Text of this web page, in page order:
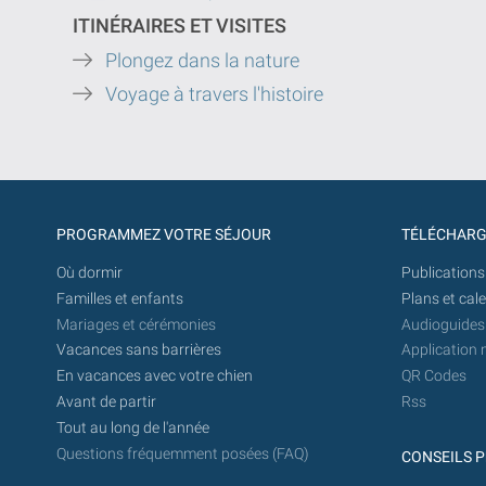
ITINÉRAIRES ET VISITES
Plongez dans la nature
Voyage à travers l'histoire
PROGRAMMEZ VOTRE SÉJOUR
Où dormir
Familles et enfants
Mariages et cérémonies
Vacances sans barrières
En vacances avec votre chien
Avant de partir
Tout au long de l'année
Questions fréquemment posées (FAQ)
Publications
Plans et
Audioguides
Application
QR Codes
Rss
CONSEILS